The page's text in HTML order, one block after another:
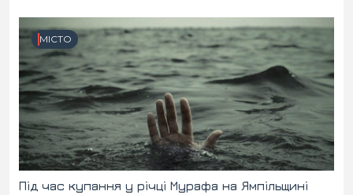
МІСТО
Під час купання у річці Мурафа на Ямпільщині